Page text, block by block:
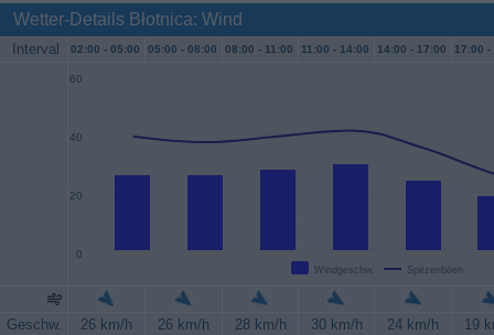
Wetter-Details Błotnica: Wind
Interval 02:00 - 05:00 05:00 - 08:00 08:00 - 11:00 11:00 - 14:00 14:00 - 17:00 17:00 -
Windgeschw. Spitzenböen
0
20
40
60
Geschw. 26 km/h 26 km/h 28 km/h 30 km/h 24 km/h
19